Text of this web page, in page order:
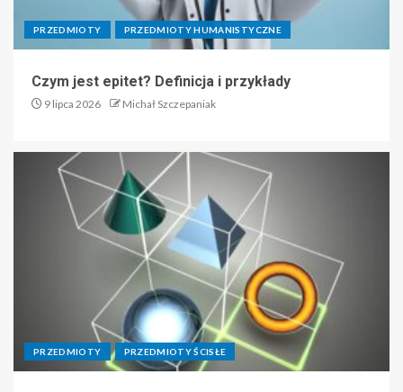
PRZEDMIOTY PRZEDMIOTY HUMANISTYCZNE
Czym jest epitet? Definicja i przykłady
9 lipca 2026 Michał Szczepaniak
PRZEDMIOTY PRZEDMIOTY ŚCISŁE